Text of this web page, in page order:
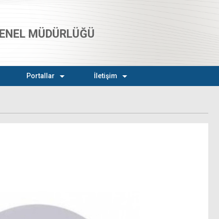
MÜDÜRLÜĞÜ
Portallar İletişim